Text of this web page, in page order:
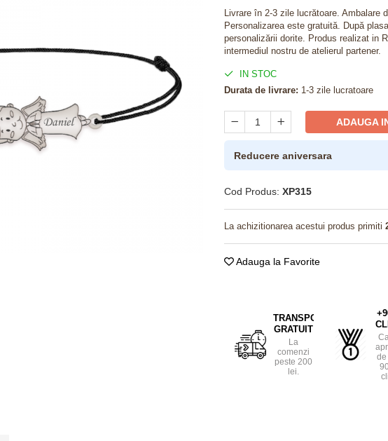
Livrare în 2-3 zile lucrătoare. Ambalare
Personalizarea este gratuită. După
personalizării dorite. Produs realizat in
intermediul nostru de atelierul partener.
IN STOC
Durata de livrare: 1-3 zile lucratoare
ADAUGA
Reducere aniversara
Cod Produs: XP315
La achizitionarea acestui produs primiti
Adauga la Favorite
TRANSPORT
GRATUIT
La
comenzi
peste 200
lei.
de